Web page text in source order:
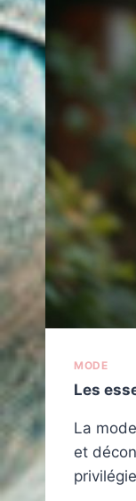
MODE
Les
La
et